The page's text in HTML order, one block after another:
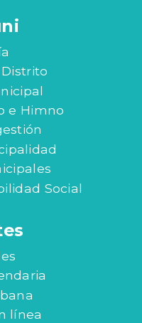
e Himno
Social
línea